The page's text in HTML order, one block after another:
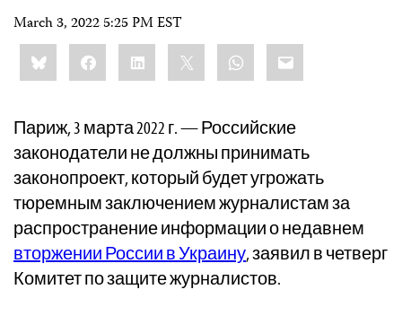
March 3, 2022 5:25 PM EST
Share
this:BlueskyFacebookLinkedIn WhatsApp
Email
Париж, 3 марта 2022 г. — Российские
законодатели не должны принимать
законопроект, который будет угрожать
тюремным заключением журналистам за
распространение информации о недавнем
вторжении России в Украину, заявил в четверг
Комитет по защите журналистов.